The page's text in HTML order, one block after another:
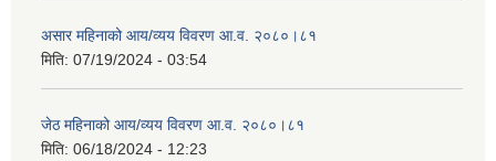
असार महिनाको आय/व्यय विवरण आ.व. २०८०।८१
मिति: 07/19/2024 - 03:54
जेठ महिनाको आय/व्यय विवरण आ.व. २०८०।८१
मिति: 06/18/2024 - 12:23